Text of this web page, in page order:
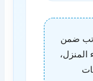
ضمن
المنزل،